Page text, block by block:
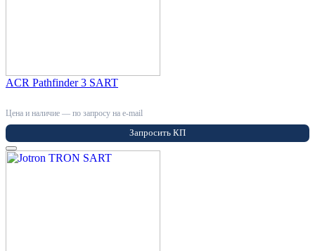
ACR Pathfinder 3 SART
Цена и наличие — по запросу на e-mail
Запросить КП